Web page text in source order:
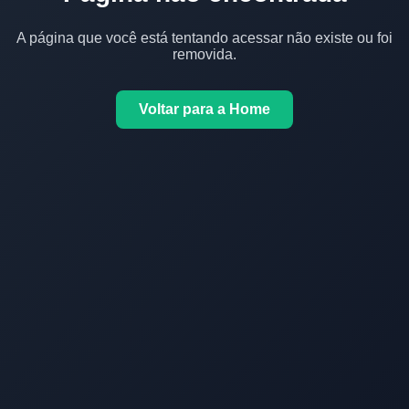
A página que você está tentando acessar não existe ou foi
removida.
Voltar para a Home